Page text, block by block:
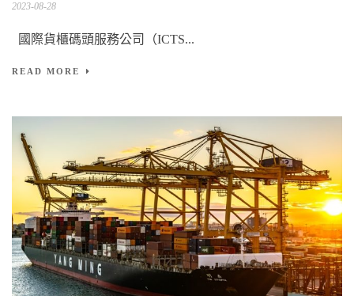
2023-08-28
國際貨櫃碼頭服務公司（ICTS...
READ MORE